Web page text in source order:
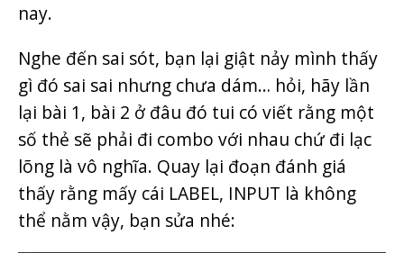
nay.
Nghe đến sai sót, bạn lại giật nảy mình thấy
gì đó sai sai nhưng chưa dám… hỏi, hãy lần
lại bài 1, bài 2 ở đâu đó tui có viết rằng một
số thẻ sẽ phải đi combo với nhau chứ đi lạc
lõng là vô nghĩa. Quay lại đoạn đánh giá
thấy rằng mấy cái LABEL, INPUT là không
thể nằm vậy, bạn sửa nhé: